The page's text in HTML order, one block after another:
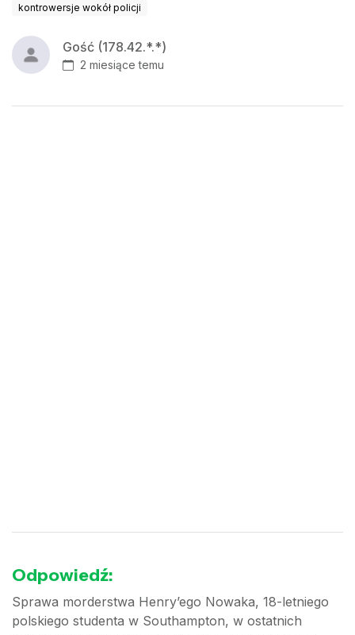
kontrowersje wokół policji
Gość (178.42.*.*)
2 miesiące temu
Odpowiedź:
Sprawa morderstwa Henry’ego Nowaka, 18-letniego
polskiego studenta w Southampton, w ostatnich